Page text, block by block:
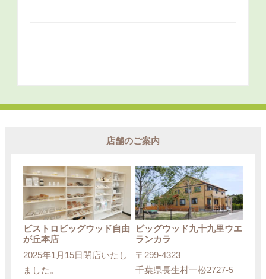
店舗のご案内
ビストロビッグウッド自由
が丘本店
2025年1月15日閉店いたし
ました。
ビッグウッド九十九里ウエ
ランカラ
〒299-4323
千葉県長生村一松2727-5